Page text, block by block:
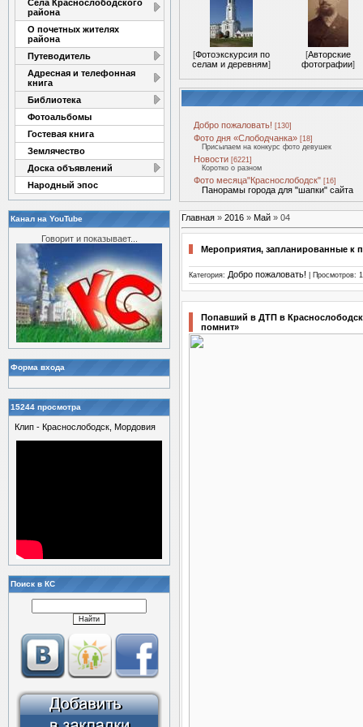
Села Краснослободского
района
О почетных жителях
района
Путеводитель
Адресная и телефонная
книга
Библиотека
Фотоальбомы
Гостевая книга
Землячество
Доска объявлений
Народный эпос
Канал на YouTube
Говорит и показывает...
Форма входа
15244 просмотра
Клип - Краснослободск, Мордовия
Поиск в КС
[Фотоэкскурсия по
селам и деревням]
[Авторские
фотографии]
Добро пожаловать! [130]
Фото дня «Слободчанка» [18]
Присылаем на конкурс фото девушек
Новости [6221]
Коротко о разном
Фото месяца"Краснослободск" [16]
Панорамы города для "шапки" сайта
Главная » 2016 » Май » 04
Мероприятия, запланированные к
Категория: Добро пожаловать! | Просмотров:
Попавший в ДТП в
помнит»